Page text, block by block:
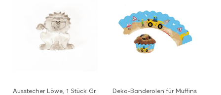
Ausstecher Löwe, 1 Stück Gr.
Deko-Banderolen für Muffins